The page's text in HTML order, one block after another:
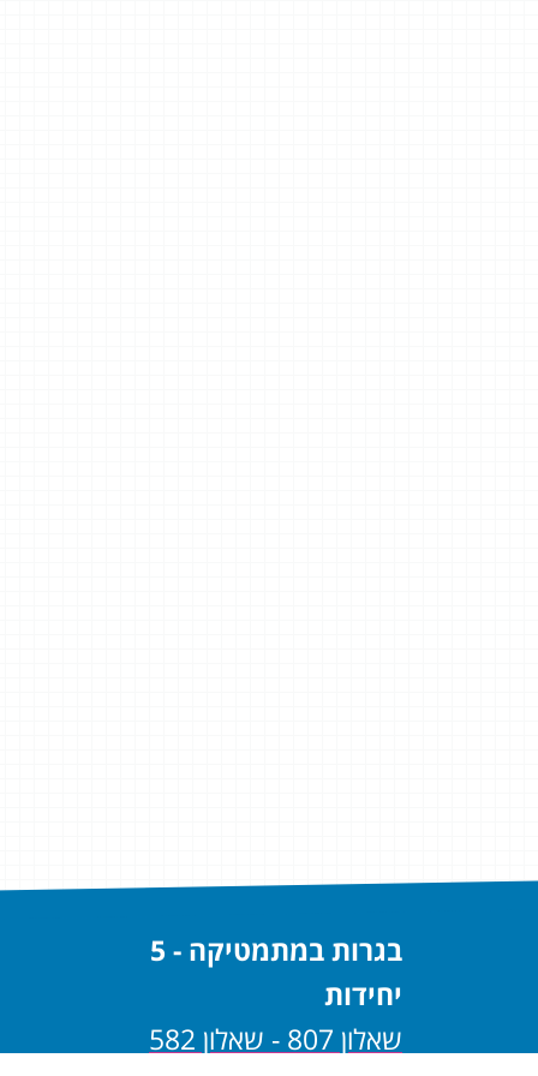
בגרות במתמטיקה - 5
יחידות
שאלון 807 - שאלון 582